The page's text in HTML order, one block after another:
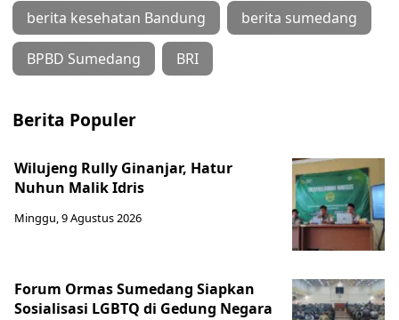
berita kesehatan Bandung berita sumedang
BPBD Sumedang BRI
Berita Populer
Wilujeng Rully Ginanjar, Hatur
Nuhun Malik Idris
Minggu, 9 Agustus 2026
Forum Ormas Sumedang Siapkan
Sosialisasi LGBTQ di Gedung Negara